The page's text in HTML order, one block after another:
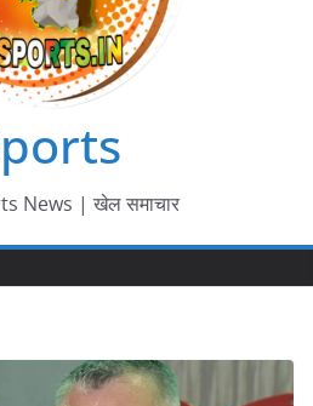
News | खेल समाचार